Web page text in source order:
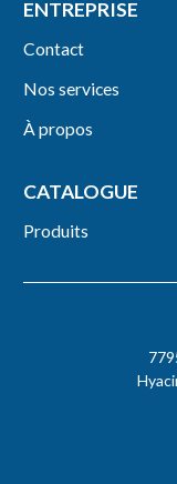
ENTREPRISE
Contact
Nos services
À propos
CATALOGUE
Produits